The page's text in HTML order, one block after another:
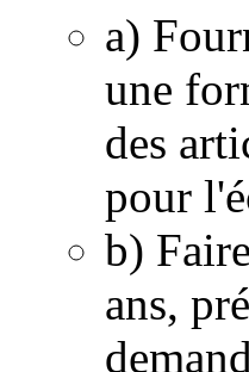
a)
une
des
pour
b)
ans,